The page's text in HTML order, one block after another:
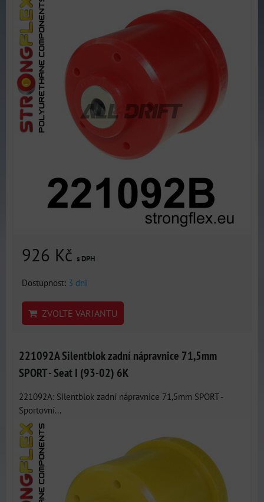
926 Kč s DPH
Dostupnost: 3 dni
ZVOLTE VARIANTU
221092A Silentblok zadní nápravnice 71,5mm
SPORT - Seat I (93-02) 6K
221092A: Silentblok zadní nápravnice 71,5mm SPORT -
Sportovní...